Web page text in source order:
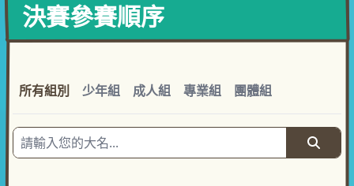
決賽參賽順序
所有組別 少年組 成人組 專業組 團體組